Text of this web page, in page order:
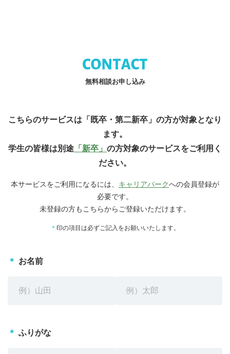
無料相談お申し込み